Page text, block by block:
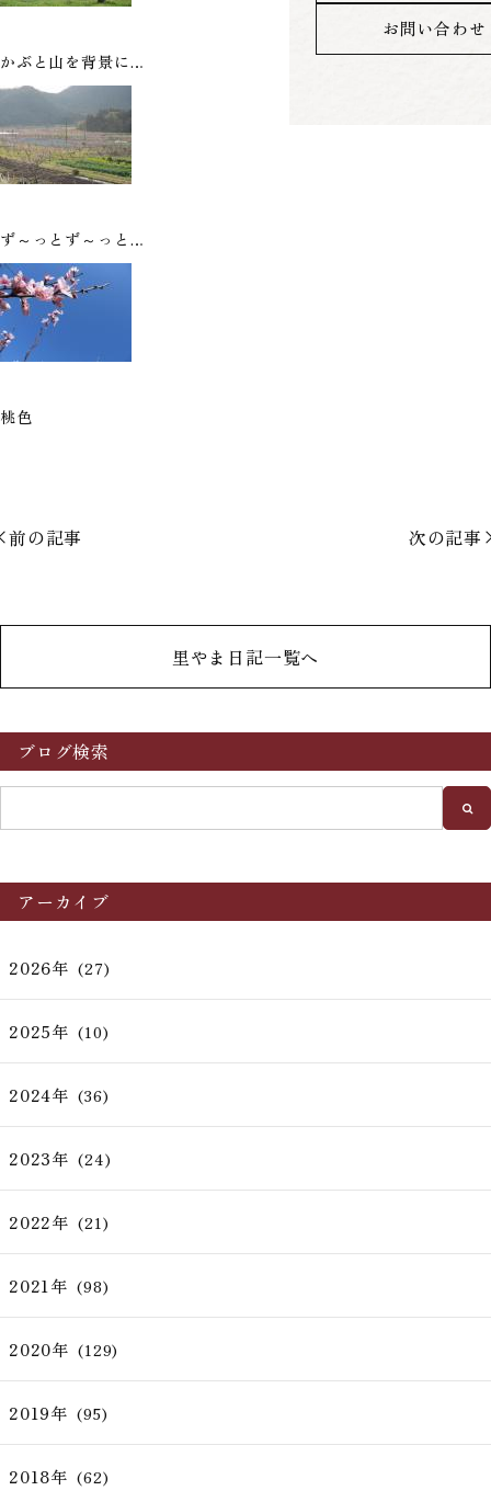
お問い合わせ
かぶと山を背景に…
ず～っとず～っと…
桃色
前の記事 次の記事
里やま日記一覧へ
ブログ検索
アーカイブ
2026年 (27)
2025年 (10)
2024年 (36)
2023年 (24)
2022年 (21)
2021年 (98)
2020年 (129)
2019年 (95)
2018年 (62)